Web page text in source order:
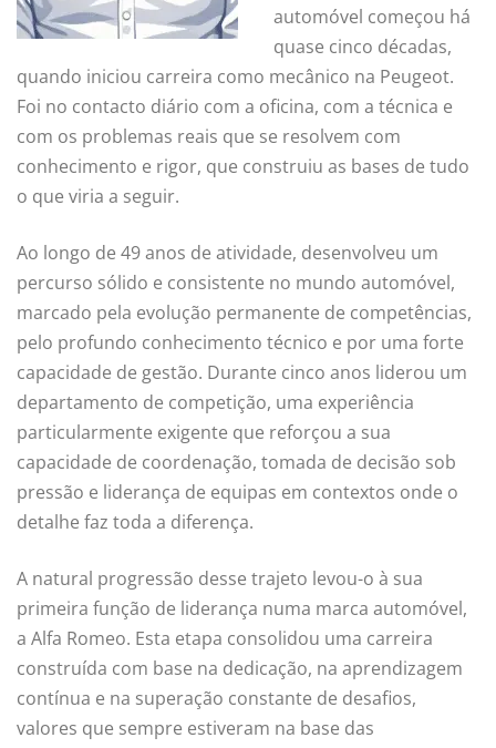
automóvel começou há
quase cinco décadas,
quando iniciou carreira como mecânico na Peugeot.
Foi no contacto diário com a oficina, com a técnica e
com os problemas reais que se resolvem com
conhecimento e rigor, que construiu as bases de tudo
o que viria a seguir.
Ao longo de 49 anos de atividade, desenvolveu um
percurso sólido e consistente no mundo automóvel,
marcado pela evolução permanente de competências,
pelo profundo conhecimento técnico e por uma forte
capacidade de gestão. Durante cinco anos liderou um
departamento de competição, uma experiência
particularmente exigente que reforçou a sua
capacidade de coordenação, tomada de decisão sob
pressão e liderança de equipas em contextos onde o
detalhe faz toda a diferença.
A natural progressão desse trajeto levou-o à sua
primeira função de liderança numa marca automóvel,
a Alfa Romeo. Esta etapa consolidou uma carreira
construída com base na dedicação, na aprendizagem
contínua e na superação constante de desafios,
valores que sempre estiveram na base das